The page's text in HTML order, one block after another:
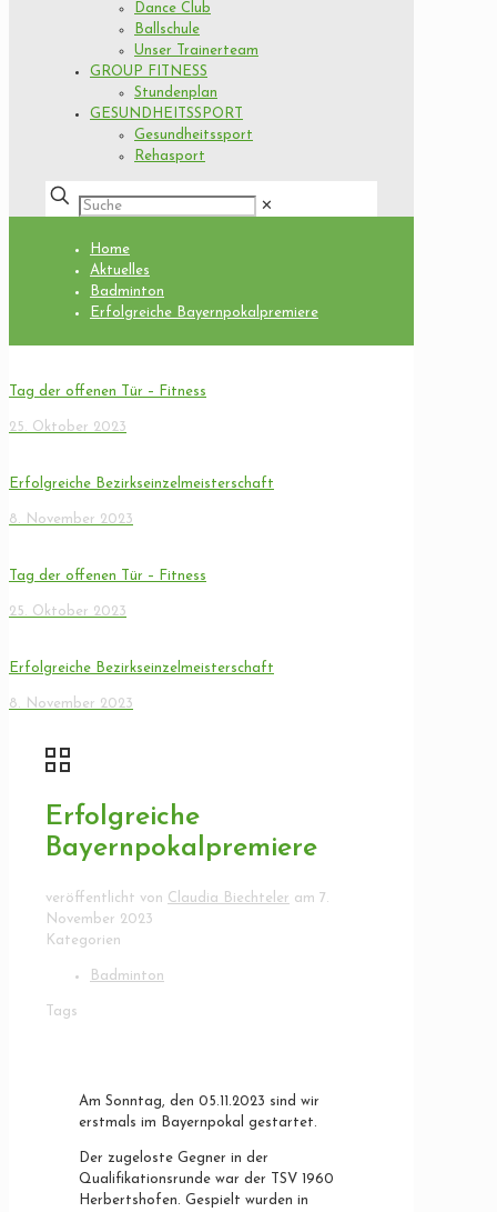
Dance Club
Ballschule
Unser Trainerteam
GROUP FITNESS
Stundenplan
GESUNDHEITSSPORT
Gesundheitssport
Rehasport
✕
Home
Aktuelles
Badminton
Erfolgreiche Bayernpokalpremiere
Tag der offenen Tür – Fitness
25. Oktober 2023
Erfolgreiche Bezirkseinzelmeisterschaft
8. November 2023
Tag der offenen Tür – Fitness
25. Oktober 2023
Erfolgreiche Bezirkseinzelmeisterschaft
8. November 2023
Erfolgreiche
Bayernpokalpremiere
veröffentlicht von Claudia Biechteler am 7.
November 2023
Kategorien
Badminton
Tags
Am Sonntag, den 05.11.2023 sind wir
erstmals im Bayernpokal gestartet.
Der zugeloste Gegner in der
Qualifikationsrunde war der TSV 1960
Herbertshofen. Gespielt wurden in